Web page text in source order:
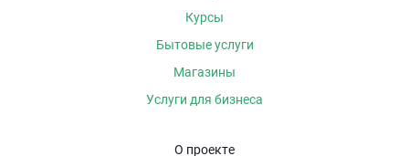
Курсы
Бытовые услуги
Магазины
Услуги для бизнеса
О проекте